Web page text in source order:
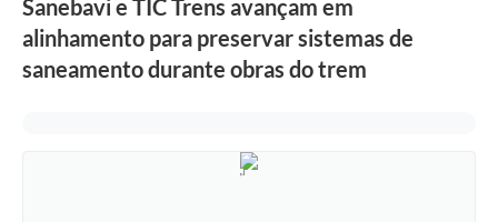
Concursos e Processos Seletivos
Inclusão e Acessibilidade
Sanebavi e TIC Trens avançam em
alinhamento para preservar sistemas de
saneamento durante obras do trem